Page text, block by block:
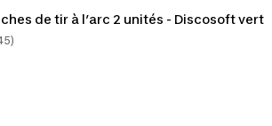
de tir à l’arc 2 unités - Discosoft vert